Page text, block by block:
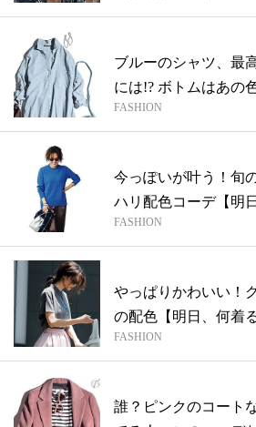
ブルーのシャツ、最
には!? ボトムはあの
FASHION
今っぽいが叶う！旬
ハリ配色コーデ【明
FASHION
やっぱりかわいい！
の配色【明日、何着
FASHION
誰？ピンクのコート